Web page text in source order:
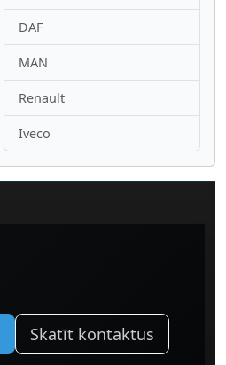
DAF
MAN
Renault
Iveco
Skatīt kontaktus